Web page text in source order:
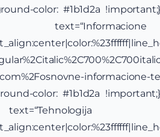
color: #1b1d2a
informacione-
color: #1b1d2a